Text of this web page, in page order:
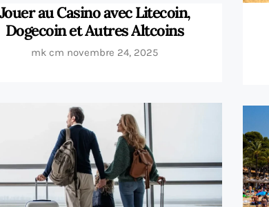
Jouer au Casino avec Litecoin,
Dogecoin et Autres Altcoins
mk cm novembre 24, 2025